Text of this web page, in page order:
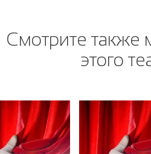
Смотрите также
этого